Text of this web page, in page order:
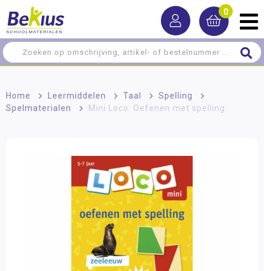
0
Home > Leermiddelen > Taal > Spelling
>
Spelmaterialen
> Mini Loco: Oefenen met spelling